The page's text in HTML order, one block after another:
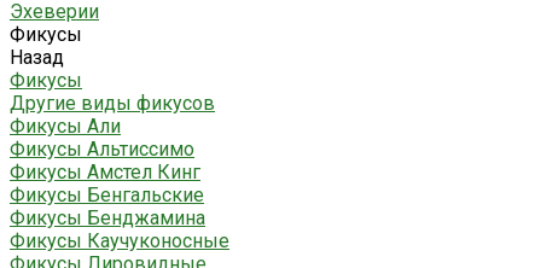
Эхеверии
Фикусы
Назад
Фикусы
Другие виды фикусов
Фикусы Али
Фикусы Альтиссимо
Фикусы Амстел Кинг
Фикусы Бенгальские
Фикусы Бенджамина
Фикусы Каучуконосные